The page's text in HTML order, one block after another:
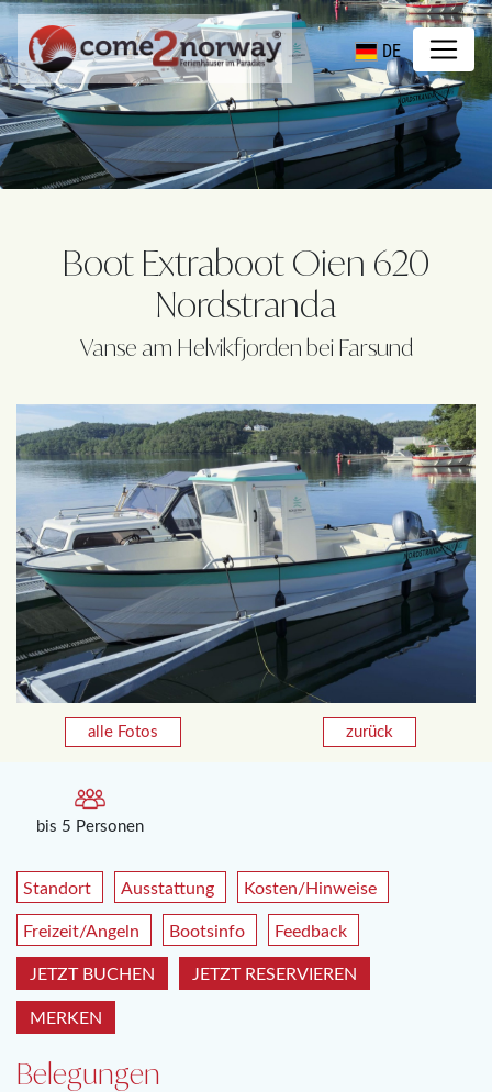
DE
Boot Extraboot Oien 620
Nordstranda
Vanse am Helvikfjorden bei Farsund
alle Fotos zurück
bis 5 Personen
Standort Ausstattung Kosten/Hinweise
Freizeit/Angeln Bootsinfo Feedback
JETZT BUCHEN JETZT RESERVIEREN
MERKEN
Belegungen